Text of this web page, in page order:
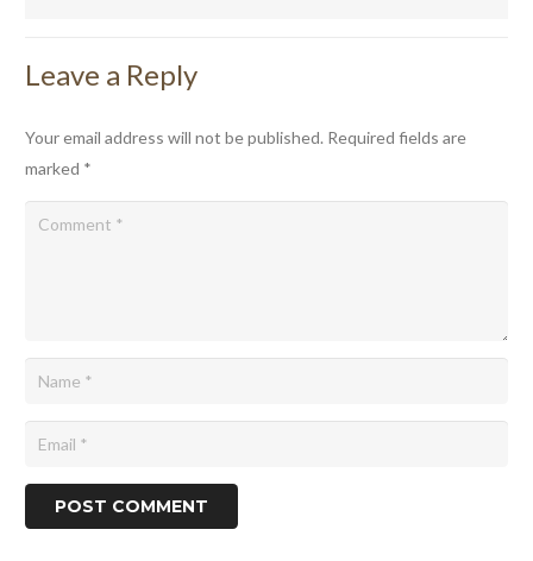
Leave a Reply
Your email address will not be published. Required fields are
marked *
POST COMMENT